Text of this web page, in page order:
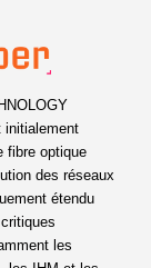
initialement
fibre optique
des réseaux
étendu
les